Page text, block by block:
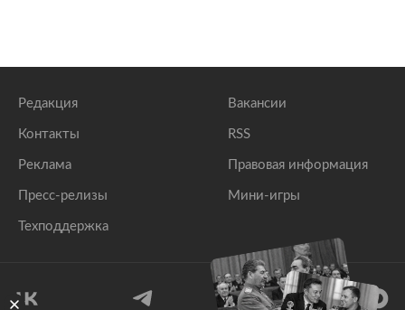
Редакция
Контакты
Реклама
Пресс-релизы
Техподдержка
Вакансии
RSS
Правовая информация
Мини-игры